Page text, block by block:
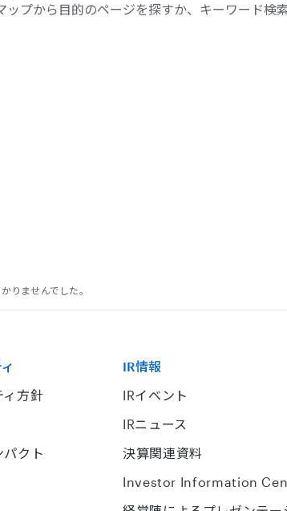
プから目的のページを探すか、キーワード検
りませんでした。
ィ方針
パクト
IR情報
IRイベント
IRニュース
決算関連資料
Investor Information